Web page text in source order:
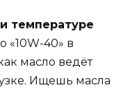
температуре
«10W-40» в
масло ведёт
Ищешь масла